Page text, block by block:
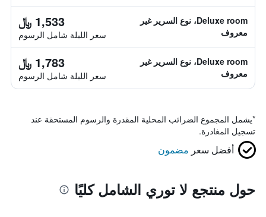
Deluxe room، نوع السرير غير
معروف
1,533 ﷼
سعر الليلة شامل الرسوم
Deluxe room، نوع السرير غير
معروف
1,783 ﷼
سعر الليلة شامل الرسوم
*يشمل المجموع الضرائب المحلية المقدرة والرسوم المستحقة عند
تسجيل المغادرة.
أفضل سعر مضمون
حول منتجع لا توري الشامل كليًا